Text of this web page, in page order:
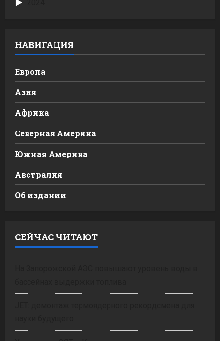
НАВИГАЦИЯ
Европа
Азия
Африка
Северная Америка
Южная Америка
Австралия
Об издании
СЕЙЧАС ЧИТАЮТ